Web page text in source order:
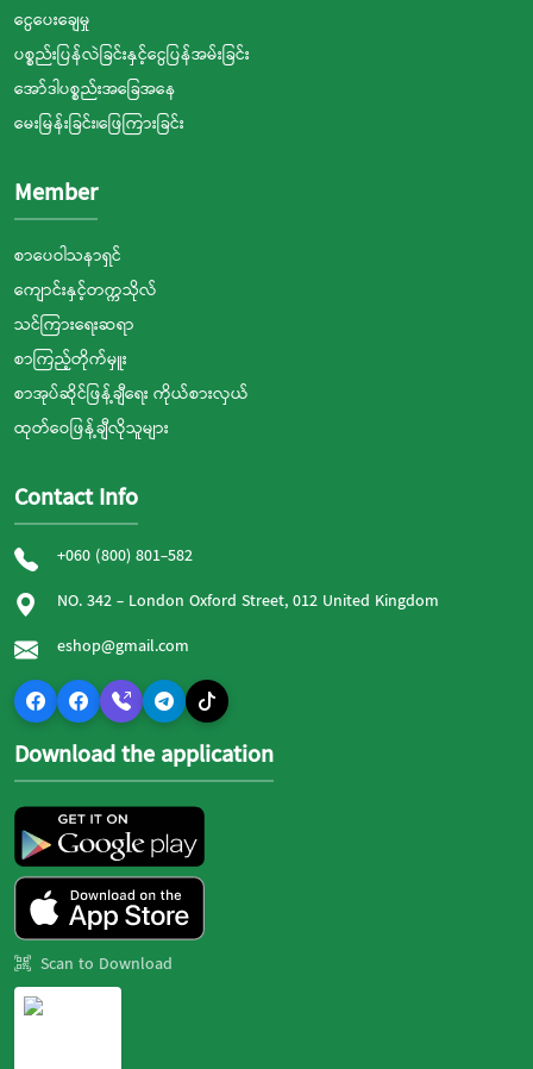
ငွေပေးချေမှု
ပစ္စည်းပြန်လဲခြင်းနှင့်ငွေပြန်အမ်းခြင်း
အော်ဒါပစ္စည်းအခြေအနေ
မေးမြန်းခြင်း၊ဖြေကြားခြင်း
Member
စာပေဝါသနာရှင်
ကျောင်းနှင့်တက္ကသိုလ်
သင်ကြားရေးဆရာ
စာကြည့်တိုက်မှူး
စာအုပ်ဆိုင်ဖြန့်ချီရေး ကိုယ်စားလှယ်
ထုတ်ဝေဖြန့်ချီလိုသူများ
Contact Info
+060 (800) 801-582
NO. 342 - London Oxford Street, 012 United Kingdom
eshop@gmail.com
Download the application
Scan to Download